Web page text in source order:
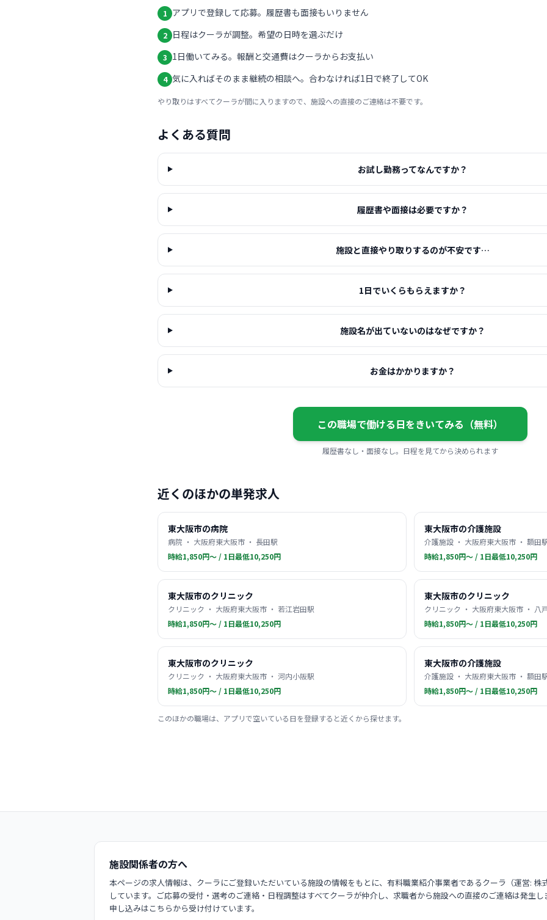
1 アプリで登録して応募。履歴書も面接もいりません
2 日程はクーラが調整。希望の日時を選ぶだけ
3 1日働いてみる。報酬と交通費はクーラからお支払い
4 気に入ればそのまま継続の相談へ。合わなければ1日で終了してOK
やり取りはすべてクーラが間に入りますので、施設への直接のご連絡は不要です。
よくある質問
お試し勤務ってなんですか？
履歴書や面接は必要ですか？
施設と直接やり取りするのが不安です…
1日でいくらもらえますか？
施設名が出ていないのはなぜですか？
お金はかかりますか？
この職場で働ける日をきいてみる（無料）
履歴書なし・面接なし。日程を見てから決められます
近くのほかの単発求人
東大阪市の病院
病院 ・ 大阪府東大阪市 ・ 長田駅
時給1,850円〜 / 1日最低10,250円
東大阪市の介護施設
介護施設 ・ 大阪府東大阪市 ・ 額田
時給1,850円〜 / 1日最低10,250円
東大阪市のクリニック
クリニック ・ 大阪府東大阪市 ・ 若江岩田駅
時給1,850円〜 / 1日最低10,250円
東大阪市のクリニック
クリニック ・ 大阪府東大阪市 ・ 八
時給1,850円〜 / 1日最低10,250円
東大阪市のクリニック
クリニック ・ 大阪府東大阪市 ・ 河内小阪駅
時給1,850円〜 / 1日最低10,250円
東大阪市の介護施設
介護施設 ・ 大阪府東大阪市 ・ 額田
時給1,850円〜 / 1日最低10,250円
このほかの職場は、アプリで空いている日を登録すると近くから探せます。
施設関係者の方へ
本ページの求人情報は、クーラにご登録いただいている施設の情報をもとに、有料職業紹介事業者であるクーラ（運営:
しています。ご応募の受付・選考のご連絡・日程調整はすべてクーラが仲介し、求職者から施設への直接のご連絡は発生
申し込みはこちらから受け付けています。